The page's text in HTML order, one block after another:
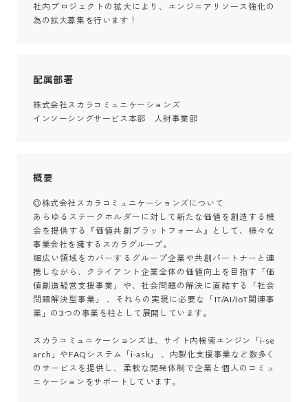
社内プロジェクトの拡大により、エンジニアリソース強化の
為の拡大募集を行います！
配属部署
株式会社スカラコミュニケーションズ
インソーシングサービス本部　人財事業部
概要
◎株式会社スカラコミュニケーションズについて
あらゆるステークホルダーに対して新たな価値を創造する機
会を提供する『価値共創プラットフォーム』として、様々な
事業会社を擁するスカラグループ。
幅広い領域をカバーするグループ企業や共創パートナーと連
携しながら、クライアント企業全体の価値向上を目指す「価
値創造経営支援事業」や、社会問題の解決に直結する「社会
問題解決型事業」 、それらの実現に必要な「IT/AI/IoT関連事
業」の3つの事業を柱として展開しています。
スカラコミュニケーションズは、サイト内検索エンジン「i-se
arch」やFAQシステム「i-ask」 、内製化支援事業など数多く
のサービスを提供し、柔軟な開発体制で企業と個人のコミュ
ニケーションをサポートしています。